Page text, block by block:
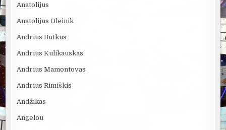
Anatolijus
Anatolijus Oleinik
Andrius Butkus
Andrius Kulikauskas
Andrius Mamontovas
Andrius Rimiškis
Andžikas
Angelou